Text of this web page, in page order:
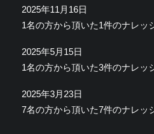
2025年11月16日
1名の方から頂いた1件のナレッ
2025年5月15日
1名の方から頂いた3件のナレッ
2025年3月23日
7名の方から頂いた7件のナレッ